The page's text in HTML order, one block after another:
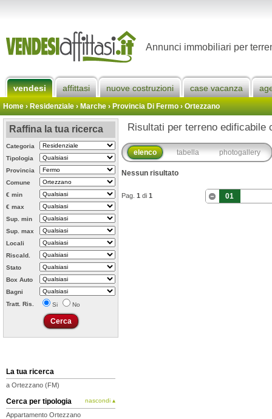
Annunci immobiliari per
vendesi affittasi nuove costruzioni case vacanza
Home› Residenziale › Marche ›Provincia Di Fermo›Ortezzano
Raffina la tua ricerca
Categoria
Tipologia
Provincia
Comune
€ min
€ max
Sup. min
Sup. max
Locali
Riscald.
Stato
Box Auto
Bagni
Tratt. Ris.
Si No
La tua ricerca
a Ortezzano (FM)
Cerca per tipologia nascondi ▴
Appartamento Ortezzano
Risultati per terreno edificabile
elenco tabella photogallery
Nessun risultato
Pag. 1 di 1 01